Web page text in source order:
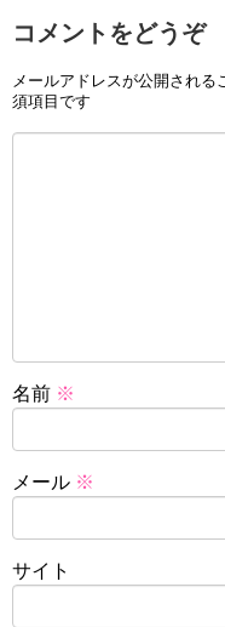
コメントをどうぞ
メールアドレスが公開される
須項目です
名前 ※
メール ※
サイト